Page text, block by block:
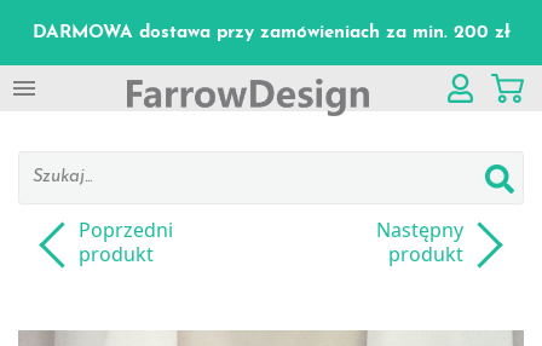
DARMOWA dostawa przy zamówieniach za min. 200 zł

Poprzedni
produkt
Następny
produkt